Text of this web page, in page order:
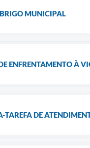
MUNICIPAL
ENFRENTAMENTO À
DE